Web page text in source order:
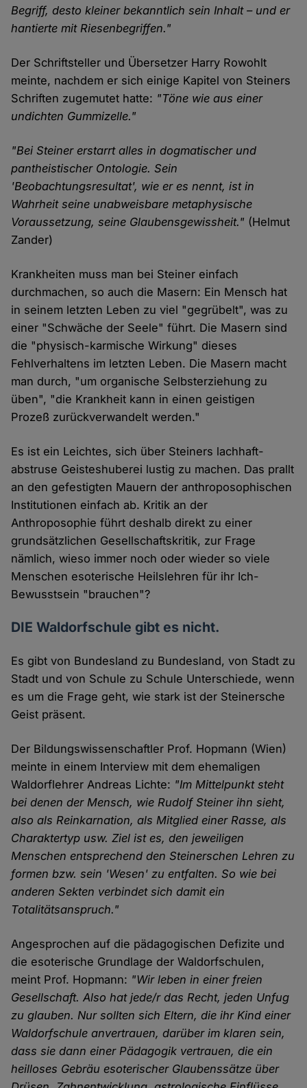
Begriff, desto kleiner bekanntlich sein Inhalt – und er
hantierte mit Riesenbegriffen."
Der Schriftsteller und Übersetzer Harry Rowohlt
meinte, nachdem er sich einige Kapitel von Steiners
Schriften zugemutet hatte: "Töne wie aus einer
undichten Gummizelle."
"Bei Steiner erstarrt alles in dogmatischer und
pantheistischer Ontologie. Sein
'Beobachtungsresultat', wie er es nennt, ist in
Wahrheit seine unabweisbare metaphysische
Voraussetzung, seine Glaubensgewissheit." (Helmut
Zander)
Krankheiten muss man bei Steiner einfach
durchmachen, so auch die Masern: Ein Mensch hat
in seinem letzten Leben zu viel "gegrübelt", was zu
einer "Schwäche der Seele" führt. Die Masern sind
die "physisch-karmische Wirkung" dieses
Fehlverhaltens im letzten Leben. Die Masern macht
man durch, "um organische Selbsterziehung zu
üben", "die Krankheit kann in einen geistigen
Prozeß zurückverwandelt werden."
Es ist ein Leichtes, sich über Steiners lachhaft-
abstruse Geisteshuberei lustig zu machen. Das prallt
an den gefestigten Mauern der anthroposophischen
Institutionen einfach ab. Kritik an der
Anthroposophie führt deshalb direkt zu einer
grundsätzlichen Gesellschaftskritik, zur Frage
nämlich, wieso immer noch oder wieder so viele
Menschen esoterische Heilslehren für ihr Ich-
Bewusstsein "brauchen"?
DIE Waldorfschule gibt es nicht.
Es gibt von Bundesland zu Bundesland, von Stadt zu
Stadt und von Schule zu Schule Unterschiede, wenn
es um die Frage geht, wie stark ist der Steinersche
Geist präsent.
Der Bildungswissenschaftler Prof. Hopmann (Wien)
meinte in einem Interview mit dem ehemaligen
Waldorflehrer Andreas Lichte: "Im Mittelpunkt steht
bei denen der Mensch, wie Rudolf Steiner ihn sieht,
also als Reinkarnation, als Mitglied einer Rasse, als
Charaktertyp usw. Ziel ist es, den jeweiligen
Menschen entsprechend den Steinerschen Lehren zu
formen bzw. sein 'Wesen' zu entfalten. So wie bei
anderen Sekten verbindet sich damit ein
Totalitätsanspruch."
Angesprochen auf die pädagogischen Defizite und
die esoterische Grundlage der Waldorfschulen,
meint Prof. Hopmann: "Wir leben in einer freien
Gesellschaft. Also hat jede/r das Recht, jeden Unfug
zu glauben. Nur sollten sich Eltern, die ihr Kind einer
Waldorfschule anvertrauen, darüber im klaren sein,
dass sie dann einer Pädagogik vertrauen, die ein
heilloses Gebräu esoterischer Glaubenssätze über